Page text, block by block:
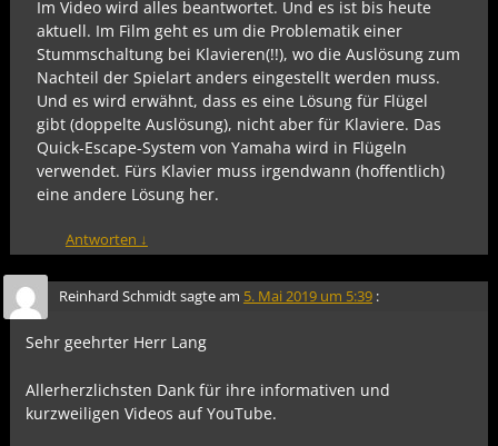
Im Video wird alles beantwortet. Und es ist bis heute
aktuell. Im Film geht es um die Problematik einer
Stummschaltung bei Klavieren(!!), wo die Auslösung zum
Nachteil der Spielart anders eingestellt werden muss.
Und es wird erwähnt, dass es eine Lösung für Flügel
gibt (doppelte Auslösung), nicht aber für Klaviere. Das
Quick-Escape-System von Yamaha wird in Flügeln
verwendet. Fürs Klavier muss irgendwann (hoffentlich)
eine andere Lösung her.
Antworten ↓
Reinhard Schmidtsagte am 5. Mai 2019 um 5:39 :
Sehr geehrter Herr Lang
Allerherzlichsten Dank für ihre informativen und
kurzweiligen Videos auf YouTube.